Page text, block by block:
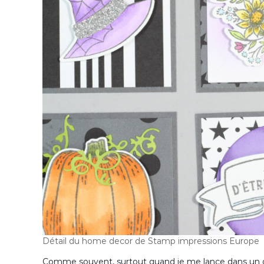
Détail du home decor de Stamp impressions Europe
Comme souvent, surtout quand je me lance dans un